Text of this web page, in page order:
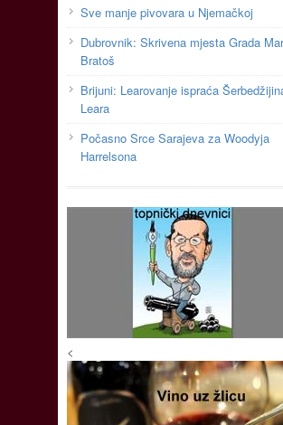
Sve manje pivovara u Njemačkoj
Dubrovnik: Skrivena mjesta Grada
Bratoš
Brijuni: Learovanje ispraća
Leara
Počasno Srce Sarajeva za Woodyja
Harrelsona
<